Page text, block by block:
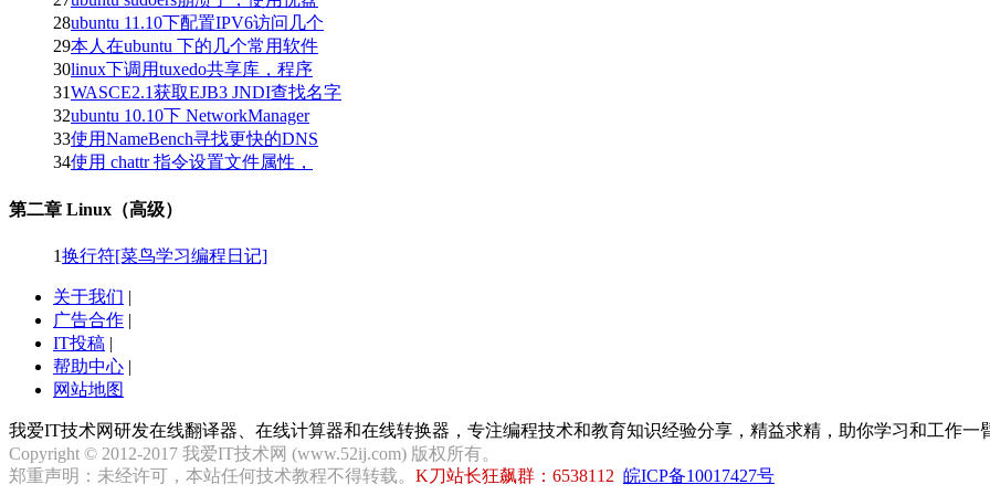
28ubuntu 11.10下配置IPV6访问几个
29本人在ubuntu 下的几个常用软件
30linux下调用tuxedo共享库，程序
31WASCE2.1获取EJB3 JNDI查找名字
32ubuntu 10.10下 NetworkManager
33使用NameBench寻找更快的DNS
34使用 chattr 指令设置文件属性，
第二章 Linux（高级）
1换行符[菜鸟学习编程日记]
关于我们 |
广告合作 |
IT投稿 |
帮助中心 |
网站地图
我爱IT技术网研发在线翻译器、在线计算器和在线转换器，专注编程技术和教育知识经验分享，精益求精，助你学习和工作一
Copyright © 2012-2017 我爱IT技术网 (www.52ij.com) 版权所有。
郑重声明：未经许可，本站任何技术教程不得转载。 K刀站长狂飙群：6538112 皖ICP备10017427号